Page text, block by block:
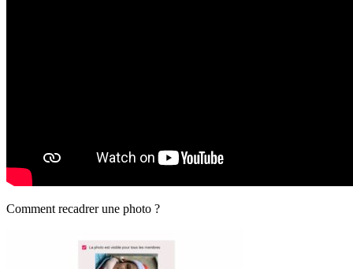
Comment recadrer une photo ?